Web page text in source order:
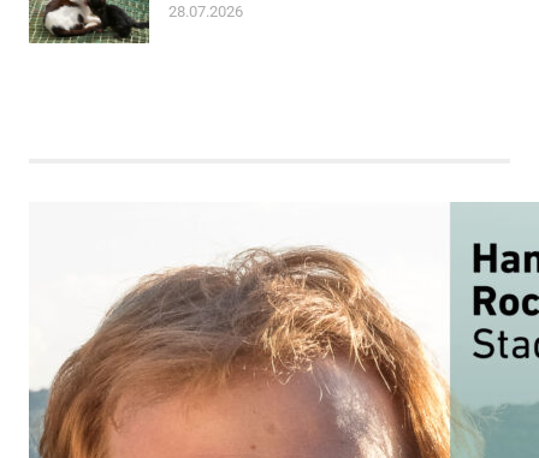
28.07.2026